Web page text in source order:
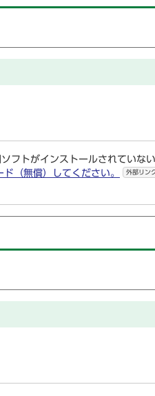
フトがインストールされていな
（無償）してください。 外部リン